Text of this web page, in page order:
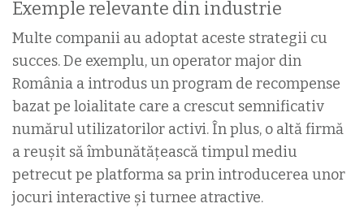
Exemple relevante din industrie
Multe companii au adoptat aceste strategii cu
succes. De exemplu, un operator major din
România a introdus un program de recompense
bazat pe loialitate care a crescut semnificativ
numărul utilizatorilor activi. În plus, o altă firmă
a reușit să îmbunătățească timpul mediu
petrecut pe platforma sa prin introducerea unor
jocuri interactive și turnee atractive.